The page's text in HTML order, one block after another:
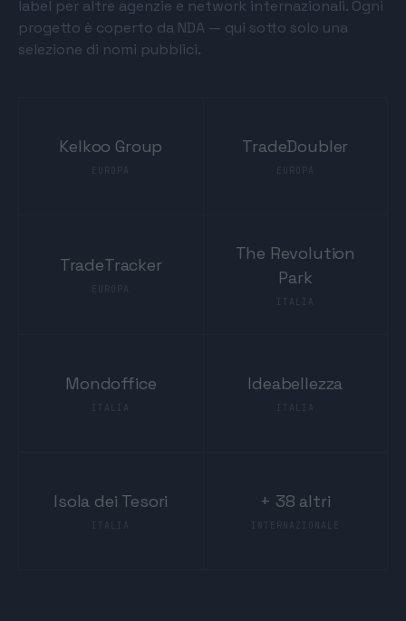
label per altre agenzie e network internazionali. Ogni
progetto è coperto da NDA — qui sotto solo una
selezione di nomi pubblici.
Kelkoo Group TradeDoubler
TradeTracker
The Revolution
Park
ITALIA
Mondoffice Ideabellezza
Isola dei Tesori + 38 altri
INTERNAZIONALE